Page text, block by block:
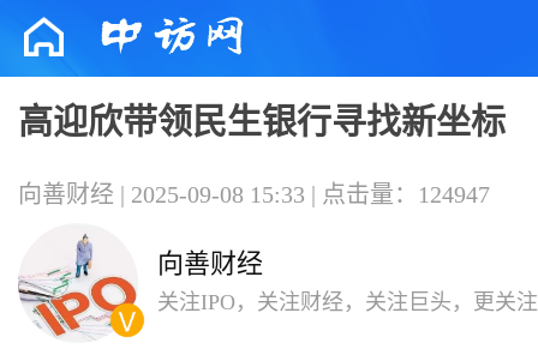
高迎欣带领民生银行寻找新坐标
向善财经 | 2025-09-08 15:33 | 点击量：124947
向善财经
关注IPO，关注财经，关注巨头，更关